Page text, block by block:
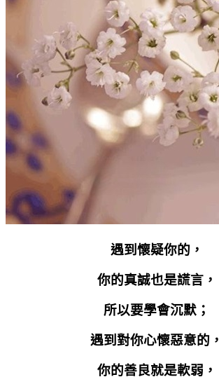
遇到懷疑你的，
你的真誠也是謊言，
所以要學會沉默；
遇到對你心懷惡意的，
你的善良就是軟弱，